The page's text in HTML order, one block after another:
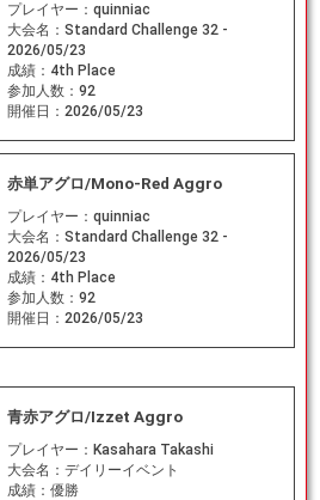
プレイヤー： quinniac
大会名： Standard Challenge 32 -
2026/05/23
成績： 4th Place
参加人数： 92
開催日： 2026/05/23
赤単アグロ/Mono-Red Aggro
プレイヤー： quinniac
大会名： Standard Challenge 32 -
2026/05/23
成績： 4th Place
参加人数： 92
開催日： 2026/05/23
青赤アグロ/Izzet Aggro
プレイヤー： Kasahara Takashi
大会名： デイリーイベント
成績： 優勝